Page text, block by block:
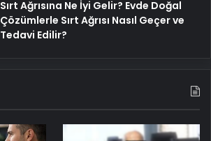
Sırt Ağrısına Ne İyi Gelir? Evde Doğal
Çözümlerle Sırt Ağrısı Nasıl Geçer ve
Tedavi Edilir?